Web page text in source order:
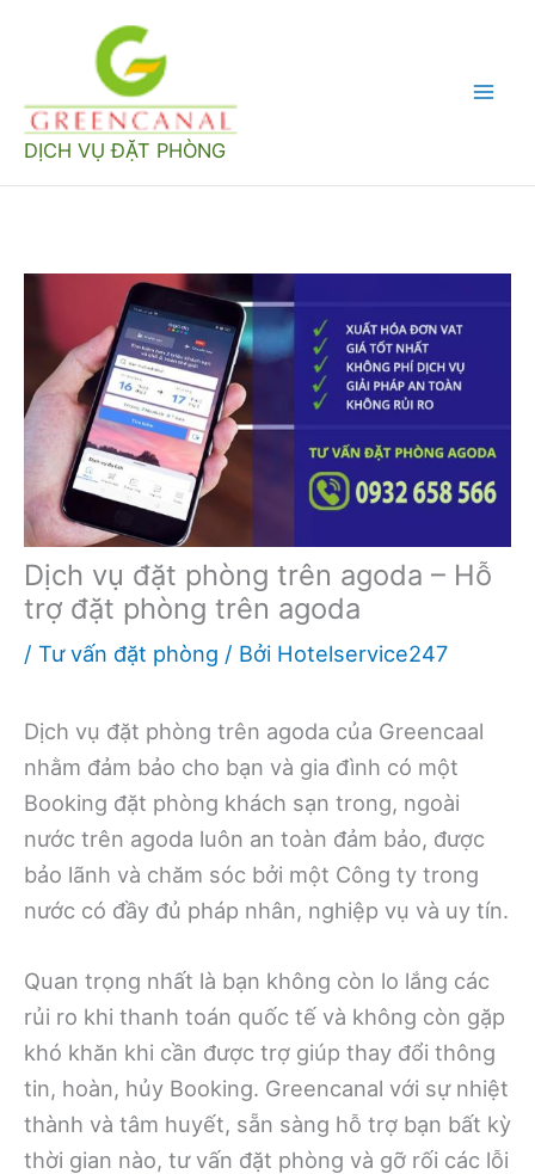
dung
DỊCH VỤ ĐẶT PHÒNG
Dịch vụ đặt phòng trên agoda – Hỗ
trợ đặt phòng trên agoda
/ Tư vấn đặt phòng / Bởi Hotelservice247
Dịch vụ đặt phòng trên agoda của Greencaal
nhằm đảm bảo cho bạn và gia đình có một
Booking đặt phòng khách sạn trong, ngoài
nước trên agoda luôn an toàn đảm bảo, được
bảo lãnh và chăm sóc bởi một Công ty trong
nước có đầy đủ pháp nhân, nghiệp vụ và uy tín.
Quan trọng nhất là bạn không còn lo lắng các
rủi ro khi thanh toán quốc tế và không còn gặp
khó khăn khi cần được trợ giúp thay đổi thông
tin, hoàn, hủy Booking. Greencanal với sự nhiệt
thành và tâm huyết, sẵn sàng hỗ trợ bạn bất kỳ
thời gian nào, tư vấn đặt phòng và gỡ rối các lỗi